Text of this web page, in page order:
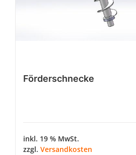
Förderschnecke
inkl. 19 % MwSt.
zzgl. Versandkosten